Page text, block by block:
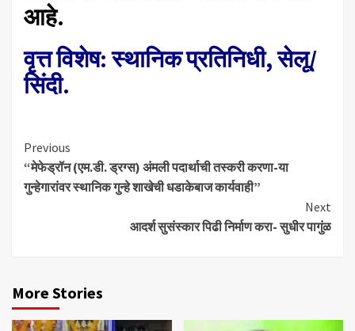
आहे.
​वृत्त विशेष: स्थानिक प्रतिनिधी, सेलू/
सिंदी.
Continue
Reading
Previous
“मेफेड्रॉन (एम.डी. ड्रग्स) अंमली पदार्थाची तस्करी करणा-या
गुन्हेगारांवर स्थानिक गुन्हे शाखेची धडाकेबाज कार्यवाही”
Next
आदर्श सुसंस्कार पिढी निर्माण करा- सुधीर पागुंळ
More Stories